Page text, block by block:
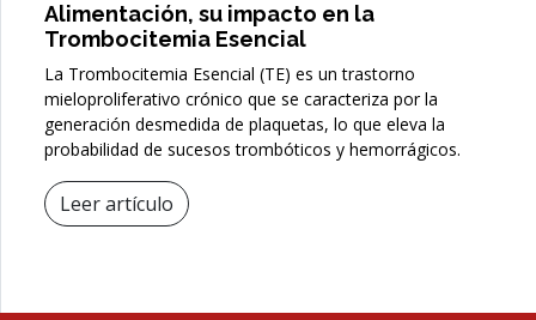
Alimentación, su impacto en la
Trombocitemia Esencial
La Trombocitemia Esencial (TE) es un trastorno
mieloproliferativo crónico que se caracteriza por la
generación desmedida de plaquetas, lo que eleva la
probabilidad de sucesos trombóticos y hemorrágicos.
Leer artículo